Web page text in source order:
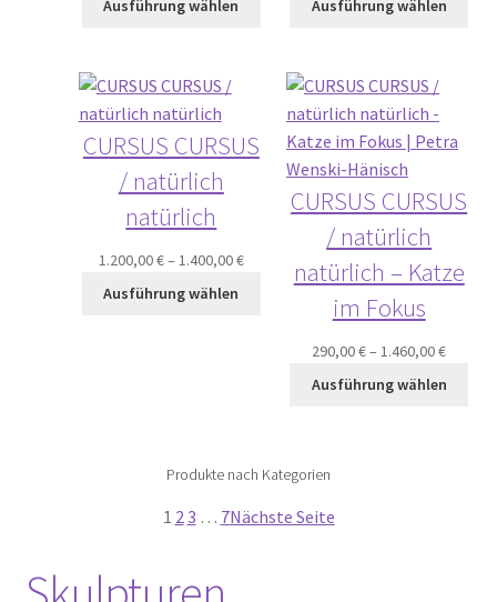
Ausführung wählen
Ausführung wählen
CURSUS CURSUS
/ natürlich
natürlich
1.200,00€– 1.400,00€
Ausführung wählen
CURSUS CURSUS
/ natürlich
natürlich – Katze
im Fokus
290,00€–1.460,00€
Ausführung wählen
Produkte nach Kategorien
1 2 3 … 7Nächste Seite